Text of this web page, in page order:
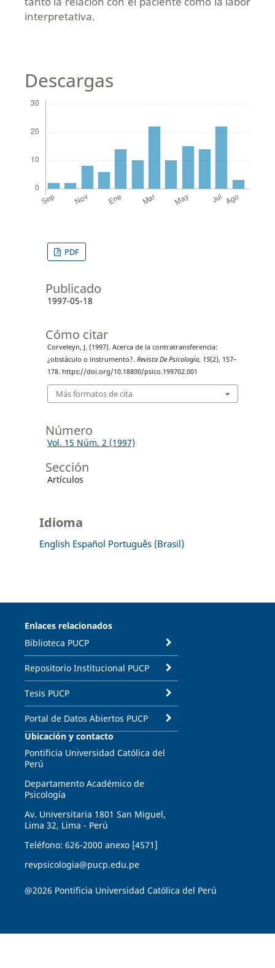
interpretativa.
Descargas
PDF
Publicado
1997-05-18
Cómo citar
Corveleyn, J. (1997). Acerca de la contratransferencia:
¿obstáculo o instrumento?. Revista De Psicología, 15(2), 157–
178. https://doi.org/10.18800/psico.199702.001
Más formatos de cita
Número
Vol. 15 Núm. 2 (1997)
Sección
Artículos
Idioma
English Español Português (Brasil)
Enlaces relacionados
Biblioteca PUCP
Repositorio Institucional PUCP
Tesis PUCP
Portal de Datos Abiertos PUCP
Ubicación y contacto
Pontificia Universidad Católica del
Perú
Departamento Académico de
Psicología
Av. Universitaria 1801 San Miguel,
Lima 32, Lima - Perú
Teléfono: 626-2000 anexo [4571]
revpsicologia@pucp.edu.pe
@2026 Pontificia Universidad Católica del Perú